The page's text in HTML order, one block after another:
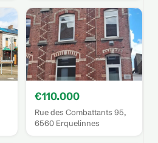
€110.000
Rue des Combattants 95,
6560 Erquelinnes